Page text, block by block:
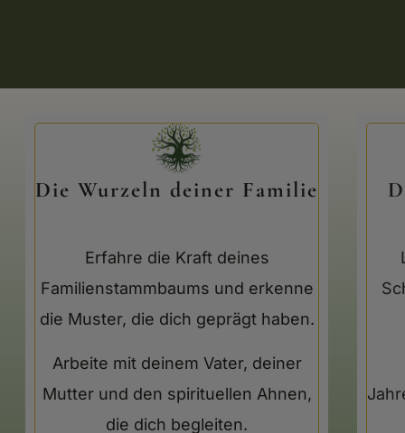
Die Wurzeln deiner Familie
Erfahre die Kraft deines
Familienstammbaums und erkenne
die Muster, die dich geprägt haben.
Arbeite mit deinem Vater, deiner
Mutter und den spirituellen Ahnen,
die dich begleiten.